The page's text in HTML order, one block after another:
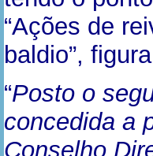
“Ações de
baldio”,
“Posto o
concedida a
Conselho